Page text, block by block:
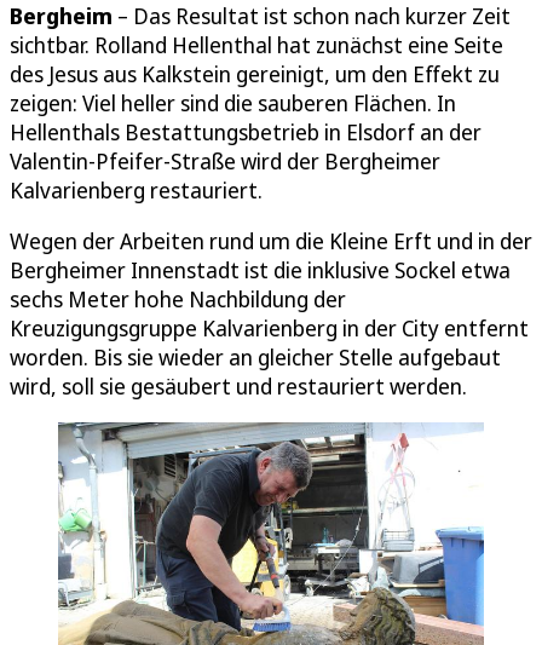
Bergheim – Das Resultat ist schon nach kurzer Zeit
sichtbar. Rolland Hellenthal hat zunächst eine Seite
des Jesus aus Kalkstein gereinigt, um den Effekt zu
zeigen: Viel heller sind die sauberen Flächen. In
Hellenthals Bestattungsbetrieb in Elsdorf an der
Valentin-Pfeifer-Straße wird der Bergheimer
Kalvarienberg restauriert.
Wegen der Arbeiten rund um die Kleine Erft und in der
Bergheimer Innenstadt ist die inklusive Sockel etwa
sechs Meter hohe Nachbildung der
Kreuzigungsgruppe Kalvarienberg in der City entfernt
worden. Bis sie wieder an gleicher Stelle aufgebaut
wird, soll sie gesäubert und restauriert werden.